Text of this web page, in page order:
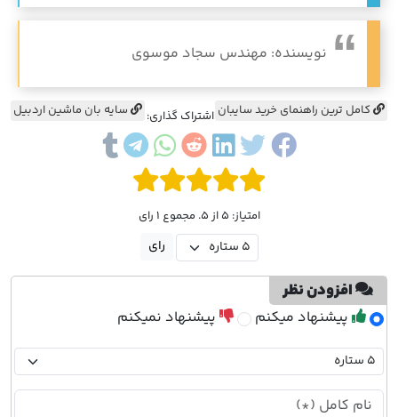
نویسنده: مهندس سجاد موسوی
کامل ترین راهنمای خرید سایبان سایه بان ماشین اردبیل اشتراک گذاری:
امتیاز: 5 از 5. مجموع 1 رای
افزودن نظر
پیشنهاد میکنم پیشنهاد نمیکنم